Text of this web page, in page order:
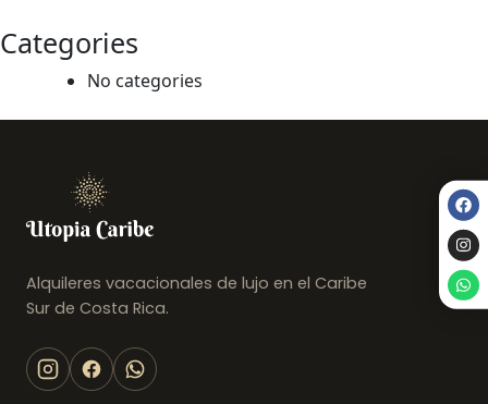
Categories
No categories
Alquileres vacacionales de lujo en el Caribe
Sur de Costa Rica.